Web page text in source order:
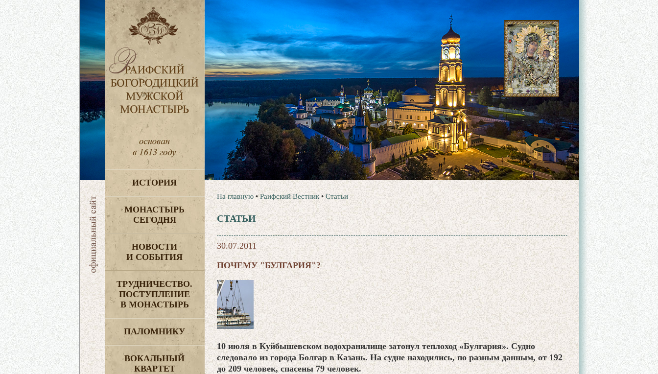
ИСТОРИЯ
МОНАСТЫРЬ
СЕГОДНЯ
НОВОСТИ
И СОБЫТИЯ
ТРУДНИЧЕСТВО.
ПОСТУПЛЕНИЕ
В МОНАСТЫРЬ
ПАЛОМНИКУ
ВОКАЛЬНЫЙ
КВАРТЕТ
На главную •Раифский Вестник •Статьи
СТАТЬИ
30.07.2011
ПОЧЕМУ "БУЛГАРИЯ"?
10 июля в Куйбышевском водохранилище затонул теплоход «Булгария». Судно
следовало из города Болгар в Казань. На судне находились, по разным данным, от 192
до 209 человек, спасены 79 человек.